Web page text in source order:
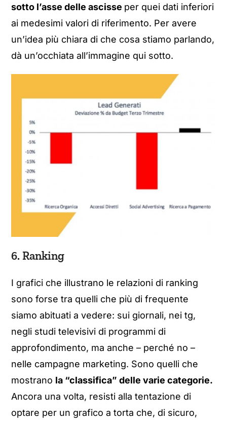
sotto l’asse delle ascisse per quei dati inferiori
ai medesimi valori di riferimento. Per avere
un’idea più chiara di che cosa stiamo parlando,
dà un’occhiata all’immagine qui sotto.
6. Ranking
I grafici che illustrano le relazioni di ranking
sono forse tra quelli che più di frequente
siamo abituati a vedere: sui giornali, nei tg,
negli studi televisivi di programmi di
approfondimento, ma anche – perché no –
nelle campagne marketing. Sono quelli che
mostrano la “classifica” delle varie categorie.
Ancora una volta, resisti alla tentazione di
optare per un grafico a torta che, di sicuro,